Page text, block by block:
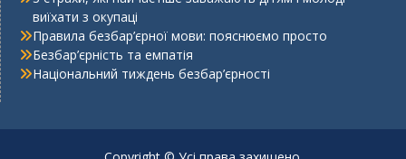
виїхати з окупаці
Правила безбар’єрної мови: пояснюємо просто
Безбар’єрність та емпатія
Національний тиждень безбар’єрності